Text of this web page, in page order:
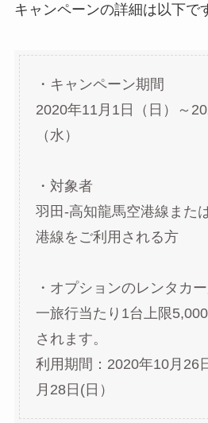
キャンペーンの詳細は以下で
・キャンペーン期間
2020年11月1日（日）～
（水）
・対象者
羽田-高知龍馬空港線また
港線をご利用される方
・オプションのレンタカ
一旅行当たり1台上限
されます。
利用期間：2020年10月26
月28日(日）